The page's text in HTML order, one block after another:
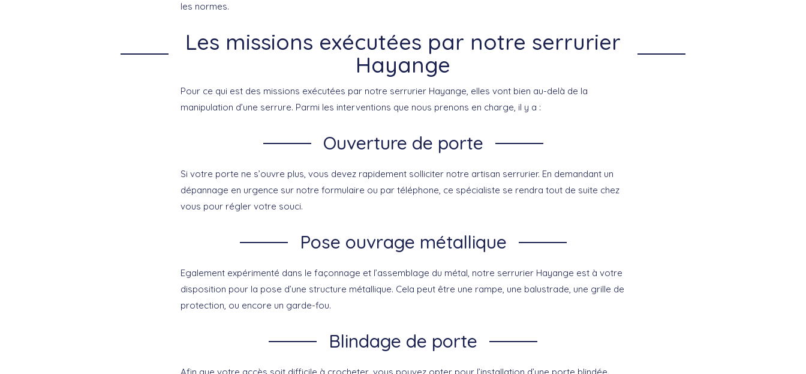
les normes.
Les missions exécutées par notre serrurier
Hayange
Pour ce qui est des missions exécutées par notre serrurier Hayange, elles vont bien au-delà de la
manipulation d’une serrure. Parmi les interventions que nous prenons en charge, il y a :
Ouverture de porte
Si votre porte ne s’ouvre plus, vous devez rapidement solliciter notre artisan serrurier. En demandant un
dépannage en urgence sur notre formulaire ou par téléphone, ce spécialiste se rendra tout de suite chez
vous pour régler votre souci.
Pose ouvrage métallique
Egalement expérimenté dans le façonnage et l’assemblage du métal, notre serrurier Hayange est à votre
disposition pour la pose d’une structure métallique. Cela peut être une rampe, une balustrade, une grille de
protection, ou encore un garde-fou.
Blindage de porte